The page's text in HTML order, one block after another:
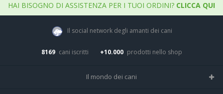
HAI BISOGNO DI ASSISTENZA PER I TUOI ORDINI? CLICCA QUI
Il social network degli amanti dei cani
8169 cani iscritti +10.000 prodotti nello shop
Il mondo dei cani